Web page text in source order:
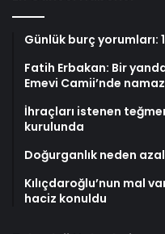
Günlük burç yorumları:
Fatih Erbakan: Bir
Emevi Camii’nde namaz
İhraçları istenen
kurulunda
Doğurganlık neden
Kılıçdaroğlu’nun mal
haciz konuldu